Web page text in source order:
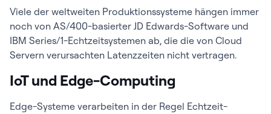
Viele der weltweiten Produktionssysteme hängen immer
noch von AS/400-basierter JD Edwards-Software und
IBM Series/1-Echtzeitsystemen ab, die die von Cloud
Servern verursachten Latenzzeiten nicht vertragen.
IoT und Edge-Computing
Edge-Systeme verarbeiten in der Regel Echtzeit-